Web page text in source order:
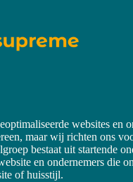
websites en
maar wij richten ons
bestaat uit startende
en ondernemers die
of huisstijl.